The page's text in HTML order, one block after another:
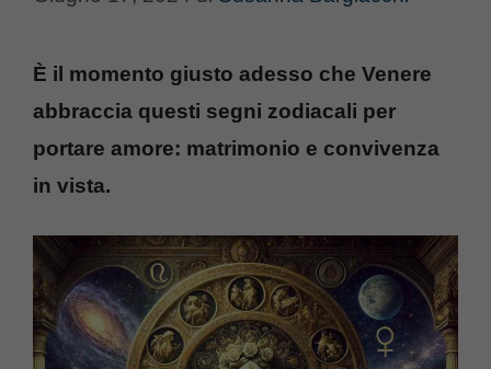
È il momento giusto adesso che Venere
abbraccia questi segni zodiacali per
portare amore: matrimonio e convivenza
in vista.